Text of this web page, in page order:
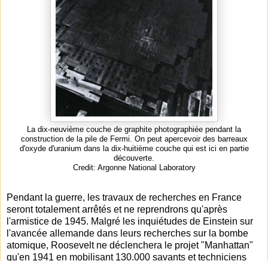
La dix-neuvième couche de graphite photographiée pendant la
construction de la pile de Fermi. On peut apercevoir des barreaux
d'oxyde d'uranium dans la dix-huitième couche qui est ici en partie
découverte.
Credit: Argonne National Laboratory
Pendant la guerre, les travaux de recherches en France
seront totalement arrêtés et ne reprendrons qu'après
l'armistice de 1945. Malgré les inquiétudes de Einstein sur
l'avancée allemande dans leurs recherches sur la bombe
atomique, Roosevelt ne déclenchera le projet "Manhattan"
qu'en 1941 en mobilisant 130.000 savants et techniciens